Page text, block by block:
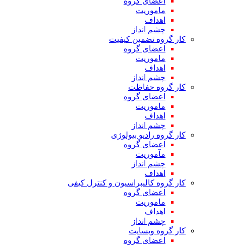
ماموریت
اهداف
چشم انداز
کار گروه تضمین کیفیت
اعضای گروه
ماموریت
اهداف
چشم انداز
کار گروه حفاظت
اعضای گروه
ماموریت
اهداف
چشم انداز
کار گروه رادیو بیولوژی
اعضای گروه
مآموریت
چشم انداز
اهداف
کار گروه کالیبراسیون و کنترل کیفی
اعضای گروه
ماموریت
اهداف
چشم انداز
کار گروه وبسایت
اعضای گروه